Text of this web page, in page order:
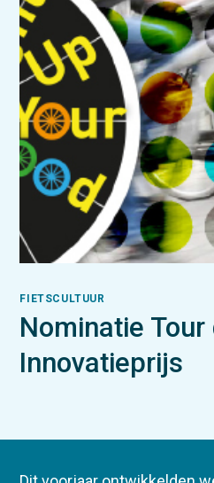
FIETSCULTUUR
Nominatie Tour
Innovatieprijs